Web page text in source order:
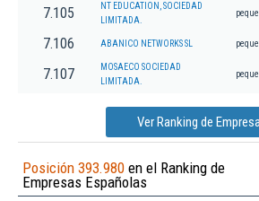
7.105
NT EDUCATION, SOCIEDAD
LIMITADA.
7.106 ABANICO NETWORKS SL
7.107
MOSAECO SOCIEDAD
LIMITADA.
Ver Ranking de
Posición 393.980 en el Ranking de
Empresas Españolas